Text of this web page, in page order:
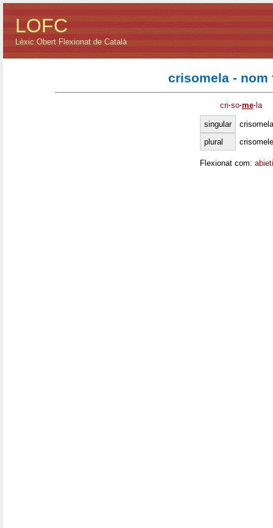
LOFC
Lèxic Obert Flexionat de Català
crisomela - nom
cri·so·me· la
singular
crisomela
plural
Flexionat com: